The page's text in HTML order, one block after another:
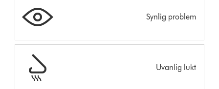
Synlig problem
Uvanlig lukt